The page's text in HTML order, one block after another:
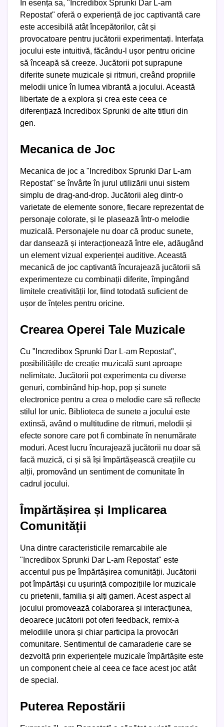
În esența sa, "Incredibox Sprunki Dar L-am
Repostat" oferă o experiență de joc captivantă care
este accesibilă atât începătorilor, cât și
provocatoare pentru jucătorii experimentați. Interfața
jocului este intuitivă, făcându-l ușor pentru oricine
să înceapă să creeze. Jucătorii pot suprapune
diferite sunete muzicale și ritmuri, creând propriile
melodii unice în lumea vibrantă a jocului. Această
libertate de a explora și crea este ceea ce
diferențiază Incredibox Sprunki de alte titluri din
gen.
Mecanica de Joc
Mecanica de joc a "Incredibox Sprunki Dar L-am
Repostat" se învârte în jurul utilizării unui sistem
simplu de drag-and-drop. Jucătorii aleg dintr-o
varietate de elemente sonore, fiecare reprezentat de
personaje colorate, și le plasează într-o melodie
muzicală. Personajele nu doar că produc sunete,
dar dansează și interacționează între ele, adăugând
un element vizual experienței auditive. Această
mecanică de joc captivantă încurajează jucătorii să
experimenteze cu combinații diferite, împingând
limitele creativității lor, fiind totodată suficient de
ușor de înțeles pentru oricine.
Crearea Operei Tale Muzicale
Cu "Incredibox Sprunki Dar L-am Repostat",
posibilitățile de creație muzicală sunt aproape
nelimitate. Jucătorii pot experimenta cu diverse
genuri, combinând hip-hop, pop și sunete
electronice pentru a crea o melodie care să reflecte
stilul lor unic. Biblioteca de sunete a jocului este
extinsă, având o multitudine de ritmuri, melodii și
efecte sonore care pot fi combinate în nenumărate
moduri. Acest lucru încurajează jucătorii nu doar să
facă muzică, ci și să își împărtășească creațiile cu
alții, promovând un sentiment de comunitate în
cadrul jocului.
Împărtășirea și Implicarea
Comunității
Una dintre caracteristicile remarcabile ale
"Incredibox Sprunki Dar L-am Repostat" este
accentul pus pe împărtășirea comunității. Jucătorii
pot împărtăși cu ușurință compozițiile lor muzicale
cu prietenii, familia și alți gameri. Acest aspect al
jocului promovează colaborarea și interacțiunea,
deoarece jucătorii pot oferi feedback, remix-a
melodiile unora și chiar participa la provocări
comunitare. Sentimentul de camaraderie care se
dezvoltă prin experiențele muzicale împărtășite este
un component cheie al ceea ce face acest joc atât
de special.
Puterea Repostării